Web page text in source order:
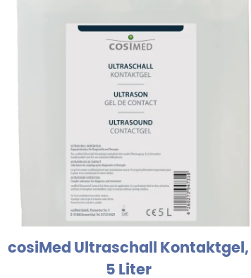
cosiMed Ultraschall Kontaktgel,
5 Liter